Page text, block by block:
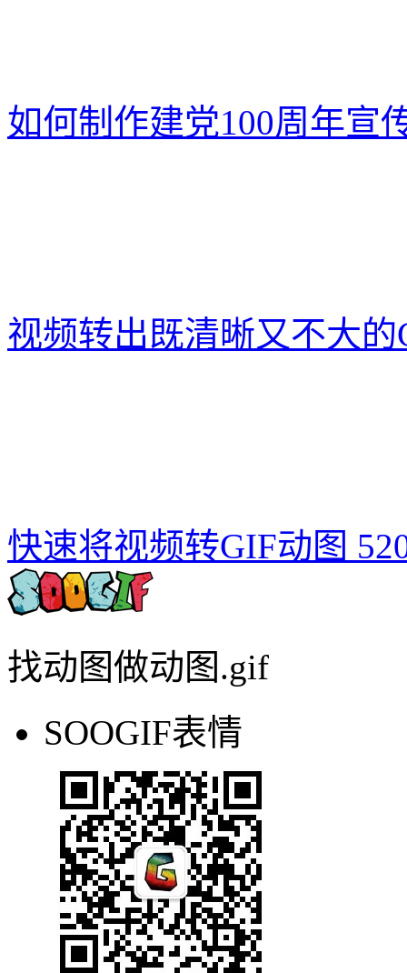
如何制作建党100周年宣
视频转出既清晰又不大的
快速将视频转GIF动图
找动图做动图.gif
SOOGIF表情